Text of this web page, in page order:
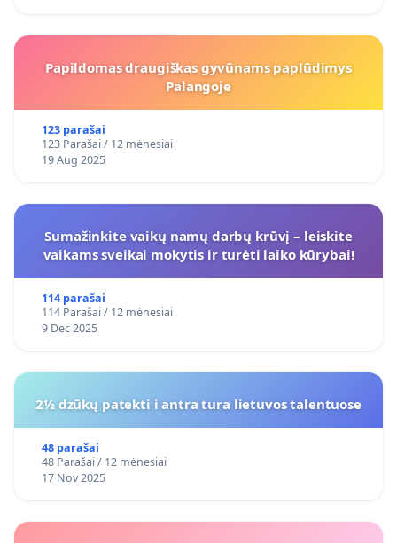
Papildomas draugiškas gyvūnams paplūdimys
Palangoje
123 parašai
123 Parašai / 12 mėnesiai
19 Aug 2025
Sumažinkite vaikų namų darbų krūvį – leiskite
vaikams sveikai mokytis ir turėti laiko kūrybai!
114 parašai
114 Parašai / 12 mėnesiai
9 Dec 2025
2½ dzūkų patekti i antra tura lietuvos talentuose
48 parašai
48 Parašai / 12 mėnesiai
17 Nov 2025